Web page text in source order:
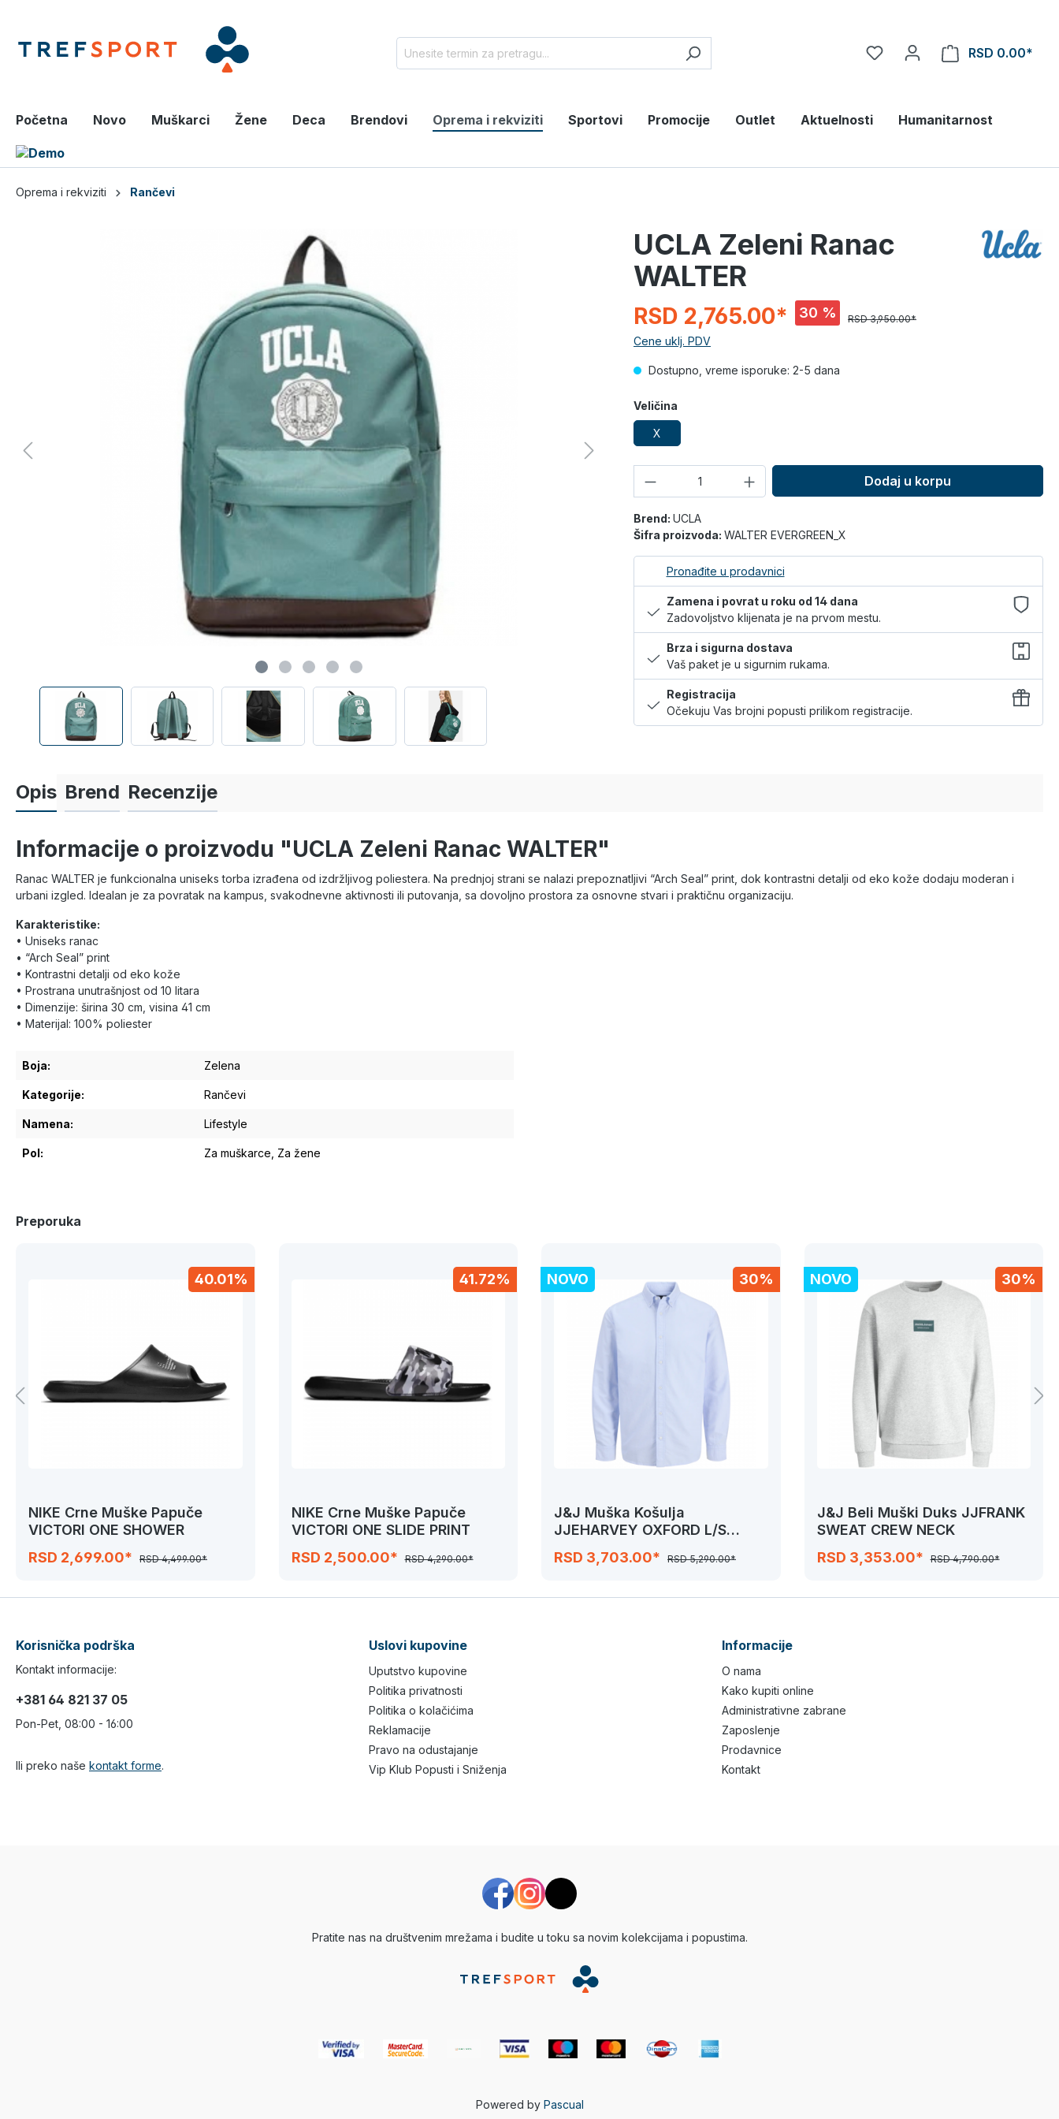
RSD 0.00*
Početna Novo Muškarci Žene Deca Brendovi Oprema i rekviziti Sportovi Promocije Outlet Aktuelnosti Humanitarnost
Oprema i rekviziti Rančevi
UCLA Zeleni Ranac
WALTER
RSD 2,765.00* 30 % RSD 3,950.00*
Cene uklj. PDV
Dostupno, vreme isporuke: 2-5 dana
Veličina
X
Dodaj u korpu
Brend: UCLA
Šifra proizvoda: WALTER EVERGREEN_X
Pronađite u prodavnici
Zamena i povrat u roku od 14 dana
Zadovoljstvo klijenata je na prvom mestu.
Brza i sigurna dostava
Vaš paket je u sigurnim rukama.
Registracija
Očekuju Vas brojni popusti prilikom registracije.
Opis Brend Recenzije
Informacije o proizvodu "UCLA Zeleni Ranac WALTER"
Ranac WALTER je funkcionalna uniseks torba izrađena od izdržljivog poliestera. Na prednjoj strani se nalazi prepoznatljivi “Arch Seal” print, dok kontrastni detalji od eko kože dodaju moderan i
urbani izgled. Idealan je za povratak na kampus, svakodnevne aktivnosti ili putovanja, sa dovoljno prostora za osnovne stvari i praktičnu organizaciju.
Karakteristike:
• Uniseks ranac
• “Arch Seal” print
• Kontrastni detalji od eko kože
• Prostrana unutrašnjost od 10 litara
• Dimenzije: širina 30 cm, visina 41 cm
• Materijal: 100% poliester
Boja: Zelena
Kategorije: Rančevi
Namena: Lifestyle
Pol: Za muškarce , Za žene
Preporuka
40.01%
NIKE Crne Muške Papuče
VICTORI ONE SHOWER
RSD 2,699.00*
RSD 4,499.00*
41.72%
NIKE Crne Muške Papuče
VICTORI ONE SLIDE PRINT
RSD 2,500.00*
RSD 4,290.00*
30%
NOVO
J&J Muška Košulja
JJEHARVEY OXFORD L/S
RSD 3,703.00* RSD 5,290.00*
30%
NOVO
J&J Beli Muški Duks JJFRANK
SWEAT CREW NECK
RSD 3,353.00*
RSD 4,790.00*
Korisnička podrška
Kontakt informacije:
+381 64 821 37 05
Pon-Pet, 08:00 - 16:00
Ili preko naše kontakt forme.
Uslovi kupovine
Uputstvo kupovine
Politika privatnosti
Politika o kolačićima
Reklamacije
Pravo na odustajanje
Vip Klub Popusti i Sniženja
Informacije
O nama
Kako kupiti online
Administrativne zabrane
Zaposlenje
Prodavnice
Kontakt
Pratite nas na društvenim mrežama i budite u toku sa novim kolekcijama i popustima.
Powered by Pascual